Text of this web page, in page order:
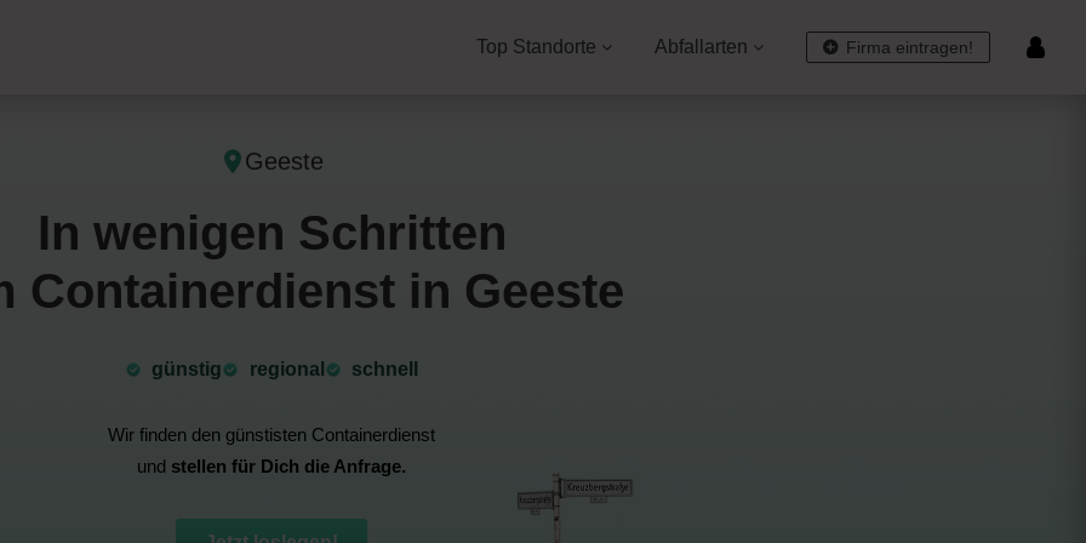
Firma eintragen!
Top Standorte Abfallarten
Geeste
In wenigen Schritten
Containerdienst in Geeste
günstig ⁠regional schnell
Wir finden den günstisten Containerdienst
und stellen für Dich die Anfrage.